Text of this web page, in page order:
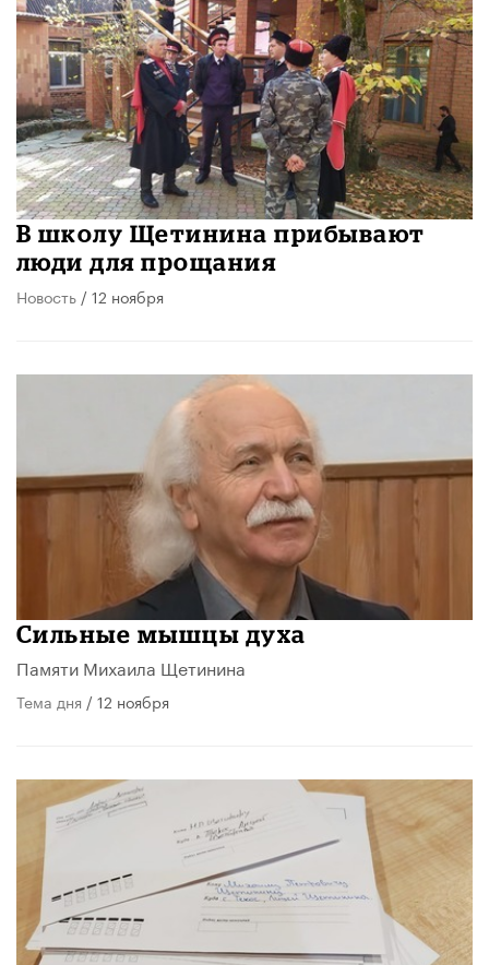
В школу Щетинина прибывают
люди для прощания
Новость / 12 ноября
Сильные мышцы духа
Памяти Михаила Щетинина
Тема дня / 12 ноября